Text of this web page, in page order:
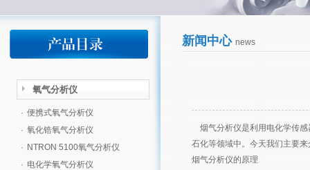
氧气分析仪
· 便携式氧气分析仪
· 氧化锆氧气分析仪
· NTRON 5100氧气分析仪
· 电化学氧气分析仪
新闻中心 news
烟气分析仪是利用电化学传感
石化等领域中。今天我们主要
烟气分析仪的原理